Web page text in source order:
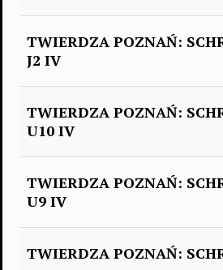
TWIERDZA POZNAŃ:
J2 IV
TWIERDZA POZNAŃ:
U10 IV
TWIERDZA POZNAŃ:
U9 IV
TWIERDZA POZNAŃ: